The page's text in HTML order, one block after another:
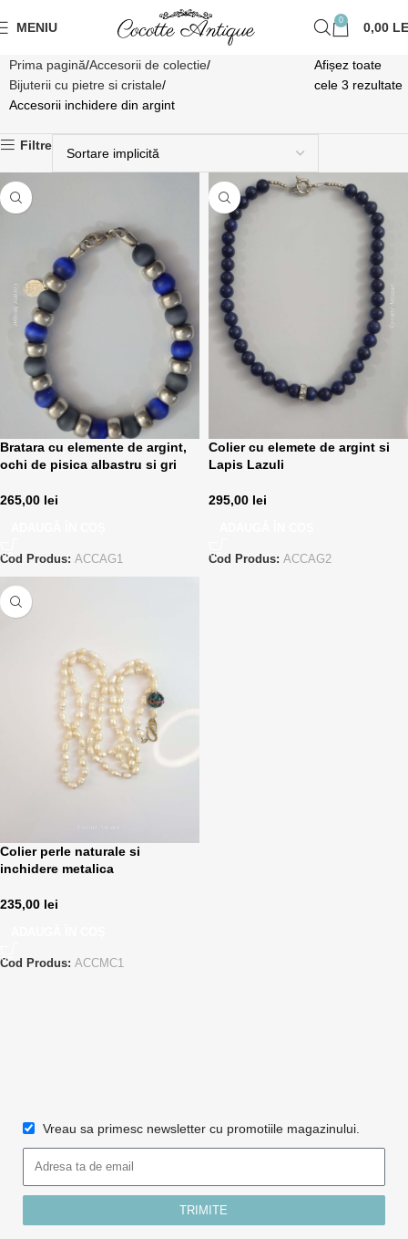
MENIU 0 0,00
Prima pagină Accesorii de colectie
Bijuterii cu pietre si cristale
Accesorii inchidere din argint
Afișez toate
cele 3 rezultate
Filtre
Bratara cu elemente de argint,
ochi de pisica albastru si gri
265,00 lei
Cod Produs: ACCAG1
Colier cu elemete de argint si
Lapis Lazuli
295,00 lei
Cod Produs: ACCAG2
Colier perle naturale si
inchidere metalica
235,00 lei
Cod Produs: ACCMC1
Vreau sa primesc newsletter cu promotiile magazinului.
TRIMITE